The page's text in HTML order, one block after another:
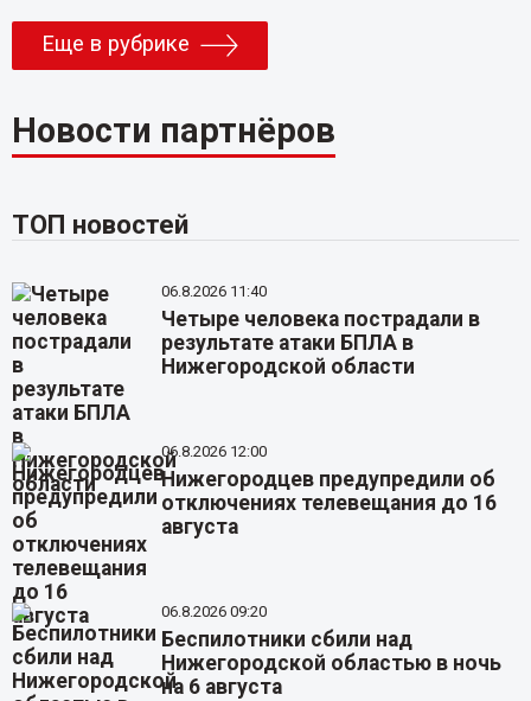
Еще в рубрике
Новости партнёров
ТОП новостей
06.8.2026 11:40
Четыре человека пострадали в
результате атаки БПЛА в
Нижегородской области
06.8.2026 12:00
Нижегородцев предупредили об
отключениях телевещания до 16
августа
06.8.2026 09:20
Беспилотники сбили над
Нижегородской областью в ночь
на 6 августа